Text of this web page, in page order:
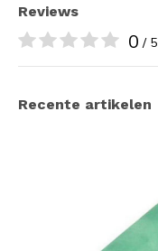
Reviews
0 / 5
Recente artikelen